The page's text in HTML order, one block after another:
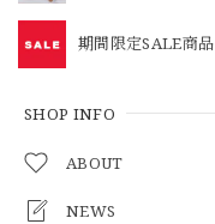
期間限定SALE商品
SHOP INFO
ABOUT
NEWS